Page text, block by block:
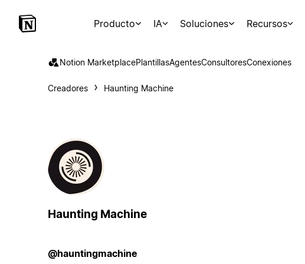
Producto IA Soluciones Recursos
Notion MarketplacePlantillasAgentesConsultoresConexiones
Creadores Haunting Machine
Haunting Machine
@hauntingmachine